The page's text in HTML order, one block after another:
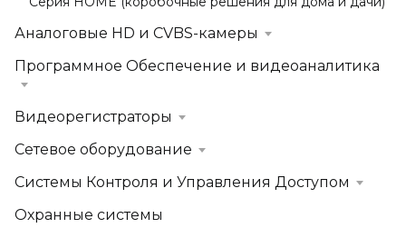
Аналоговые HD и CVBS-камеры
Программное Обеспечение и видеоаналитика
Видеорегистраторы
Сетевое оборудование
Системы Контроля и Управления Доступом
Охранные системы